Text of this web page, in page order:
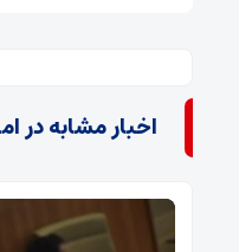
اخبار مشابه در